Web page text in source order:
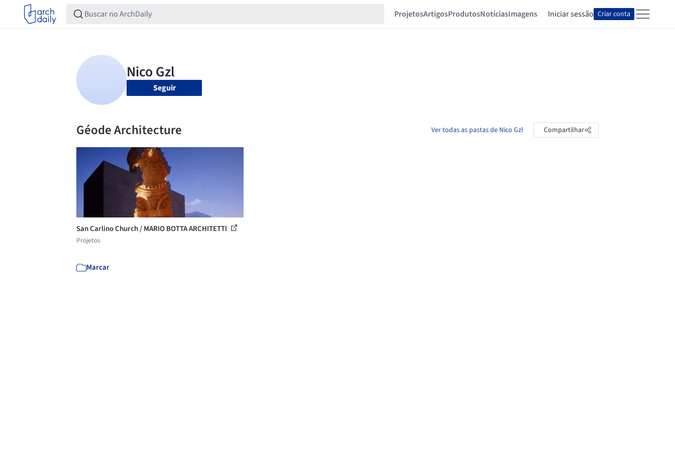
ProjetosArtigosProdutosNotíciasImagens Iniciar sessão Criar conta
Seguir
Géode Architecture Ver todas as pastas de Nico Gzl Compartilhar
San Carlino Church / MARIO BOTTA ARCHITETTI
Projetos
Marcar